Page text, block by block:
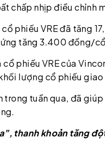
chấp nhịp điều chỉnh
phiếu VRE đã tăng
tăng 3.400 đồng/
phiếu VRE của
lượng cổ phiếu giao
trong tuần qua, đã
thanh khoản tăng